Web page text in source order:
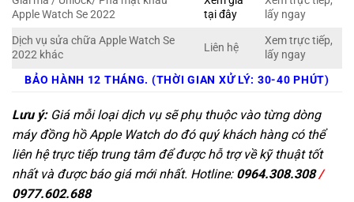
Apple Watch Se 2022
tại đây
lấy ngay
Dịch vụ sửa chữa Apple Watch Se
2022 khác
Liên hệ
Xem trực tiếp,
lấy ngay
BẢO HÀNH 12 THÁNG. (THỜI GIAN XỬ LÝ: 30-40 PHÚT)
Lưu ý:Giá mỗi loại dịch vụ sẽ phụ thuộc vào từng dòng
máy đồng hồ Apple Watch do đó quý khách hàng có thể
liên hệ trực tiếp trung tâm để được hỗ trợ về kỹ thuật tốt
nhất và được báo giá mới nhất. Hotline: 0964.308.308/
0977.602.688